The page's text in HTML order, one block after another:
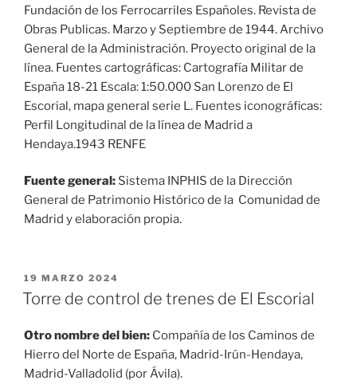
Fundación de los Ferrocarriles Españoles. Revista de
Obras Publicas. Marzo y Septiembre de 1944. Archivo
General de la Administración. Proyecto original de la
línea. Fuentes cartográficas: Cartografía Militar de
España 18-21 Escala: 1:50.000 San Lorenzo de El
Escorial, mapa general serie L. Fuentes iconográficas:
Perfil Longitudinal de la línea de Madrid a
Hendaya.1943 RENFE
Fuente general: Sistema INPHIS de la Dirección
General de Patrimonio Histórico de la Comunidad de
Madrid y elaboración propia.
PUBLICADO
EL
19 MARZO 2024
Torre de control de trenes de El Escorial
Otro nombre del bien: Compañía de los Caminos de
Hierro del Norte de España, Madrid-Irún-Hendaya,
Madrid-Valladolid (por Ávila).